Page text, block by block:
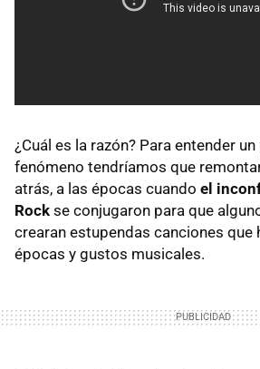
¿Cuál es la razón? Para entender
fenómeno tendríamos que
atrás, a las épocas cuando el
Rock se conjugaron para que
crearan estupendas canciones que
épocas y gustos musicales.